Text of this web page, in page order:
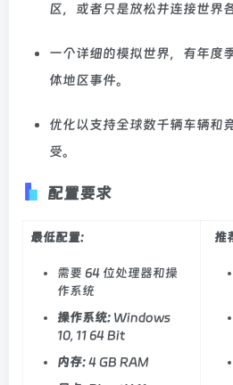
区，或者只是放松并连接世界
一个详细的模拟世界，有年度
体地区事件。
优化以支持全球数千辆车辆和
受。
配置要求
最低配置:
需要 64 位处理器和操
作系统
操作系统: Windows
10, 11 64 Bit
内存:4 GB RAM
推